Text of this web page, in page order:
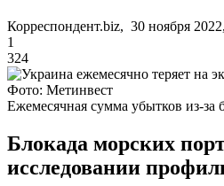
Корреспондент.biz, 30 ноября
1
324
Фото: Метинвест
Ежемесячная сумма убытков из-за
Блокада морских
исследовании